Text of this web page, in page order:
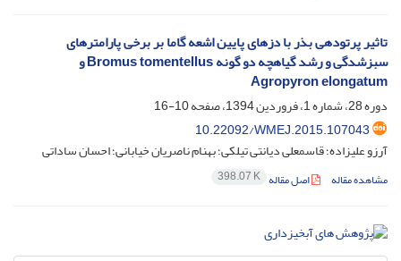
تاثیر پرتودهی بذر با دزهای پایین اشعه گاما بر برخی پارامترهای
سبزشدگی و رشد گیاهچه دو گونه Bromus tomentellus و
Agropyron elongatum
دوره 28، شماره 1، فروردین 1394، صفحه
10-16
10.22092/WMEJ.2015.107043
آرزو علیزاده؛ قاسمعلی دیانتی تیلکی؛ بهنام ناصریان خیابانی؛ احسان ساداتی
مشاهده مقاله اصل مقاله 398.07 K